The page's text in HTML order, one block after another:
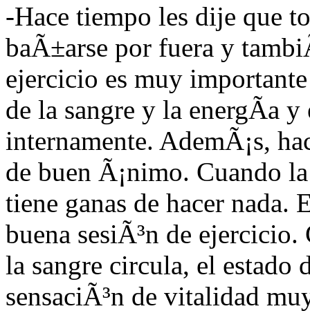
-Hace tiempo les dije que
baÃ±arse por fuera y
ejercicio es muy
de la sangre y la energÃ­a
internamente. AdemÃ¡s,
de buen Ã¡nimo. Cuando
tiene ganas de hacer nada.
buena sesiÃ³n de
la sangre circula, el estado
sensaciÃ³n de vitalidad